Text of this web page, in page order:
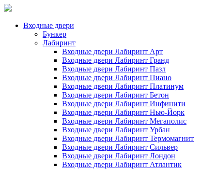
Входные двери
Бункер
Лабиринт
Входные двери Лабиринт Арт
Входные двери Лабиринт Гранд
Входные двери Лабиринт Пазл
Входные двери Лабиринт Пиано
Входные двери Лабиринт Платинум
Входные двери Лабиринт Бетон
Входные двери Лабиринт Инфинити
Входные двери Лабиринт Нью-Йорк
Входные двери Лабиринт Мегаполис
Входные двери Лабиринт Урбан
Входные двери Лабиринт Термомагнит
Входные двери Лабиринт Сильвер
Входные двери Лабиринт Лондон
Входные двери Лабиринт Атлантик